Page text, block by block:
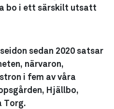
bo i ett särskilt utsatt
sedan 2020 satsar
närvaron,
i fem av våra
Hjällbo,
Torg.